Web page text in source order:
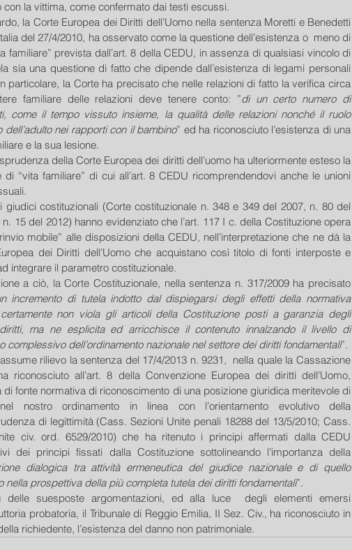
con la vittima, come confermato dai testi escussi.
la Corte Europea dei Diritti dell’Uomo nella sentenza Moretti e Benedetti
del 27/4/2010, ha osservato come la questione dell’esistenza o  meno di
familiare” prevista dall’art. 8 della CEDU, in assenza di qualsiasi vincolo di
sia una questione di fatto che dipende dall’esistenza di legami personali
particolare, la Corte ha precisato che nelle relazioni di fatto la verifica circa
familiare delle relazioni deve tenere conto: ”di un certo numero di
come il tempo vissuto insieme, la qualità delle relazioni nonché il ruolo
dell’adulto nei rapporti con il bambino” ed ha riconosciuto l’esistenza di una
e la sua lesione.
della Corte Europea dei diritti dell’uomo ha ulteriormente esteso la
di “vita familiare” di cui all’art. 8 CEDU ricomprendendovi anche le unioni
giudici costituzionali (Corte costituzionale n. 348 e 349 del 2007, n. 80 del
15 del 2012) hanno evidenziato che l’art. 117 I c. della Costituzione opera
mobile” alle disposizioni della CEDU, nell’interpretazione che ne dà la
dei Diritti dell’Uomo che acquistano così titolo di fonti interposte e
integrare il parametro costituzionale.
a ciò, la Corte Costituzionale, nella sentenza n. 317/2009 ha precisato
incremento di tutela indotto dal dispiegarsi degli effetti della normativa
non viola gli articoli della Costituzione posti a garanzia degli
ma ne esplicita ed arricchisce il contenuto innalzando il livello di
complessivo dell’ordinamento nazionale nel settore dei diritti fondamentali”.
rilievo la sentenza del 17/4/2013 n. 9231,  nella quale la Cassazione
riconosciuto all’art. 8 della Convenzione Europea dei diritti dell'Uomo,
di fonte normativa di riconoscimento di una posizione giuridica meritevole di
nostro ordinamento in linea con l’orientamento evolutivo della
di legittimità (Cass. Sezioni Unite penali 18288 del 13/5/2010; Cass.
civ. ord. 6529/2010) che ha ritenuto i principi affermati dalla CEDU
dei principi fissati dalla Costituzione sottolineando l’importanza della
dialogica tra attività ermeneutica del giudice nazionale e di quello
nella prospettiva della più completa tutela dei diritti fondamentali”.
delle suesposte argomentazioni, ed alla luce  degli elementi emersi
probatoria, il Tribunale di Reggio Emilia, II Sez. Civ., ha riconosciuto in
richiedente, l’esistenza del danno non patrimoniale.